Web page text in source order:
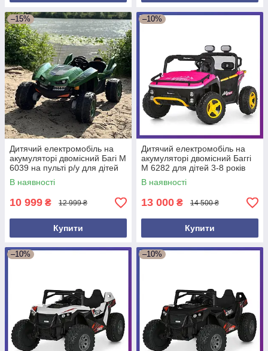
–15%
Дитячий електромобіль на
акумуляторі двомісний Багі M
6039 на пульті р/у для дітей
від 3 до 8 років Зелений
В наявності
10 999 ₴ 12 999 ₴
Купити
–10%
Дитячий електромобіль на
акумуляторі двомісний Баггі
M 6282 для дітей 3-8 років
Рожевий
В наявності
13 000 ₴ 14 500 ₴
Купити
–10% –10%